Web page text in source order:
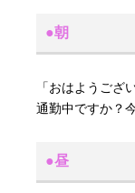
●朝
「おはようござ
通勤中ですか？
●昼